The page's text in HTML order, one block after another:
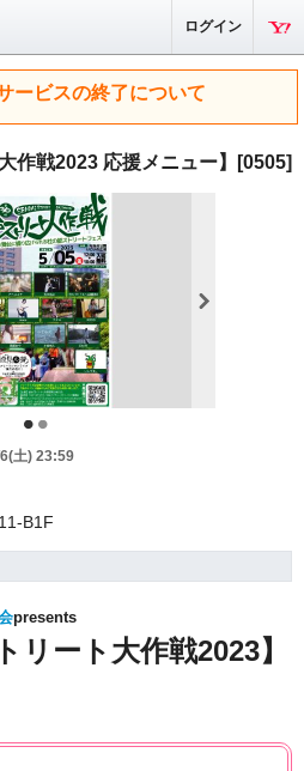
ログイン
ービスの終了について
作戦2023 応援メニュー】[0505]
土) 23:59
B1F
presents
リート大作戦2023】